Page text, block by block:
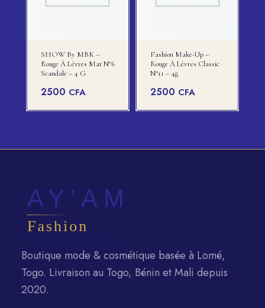
SHOW By MBK –
Rouge À Lèvres Mat N°6
Scandale – 4 G
2500 CFA
Fashion Make-Up –
Rouge À Lèvres Classic
N°11 – 4g
2500 CFA
Boutique mode & cosmétique basée à Lomé,
Togo. Livraison au Togo, Bénin et Mali depuis
2020.